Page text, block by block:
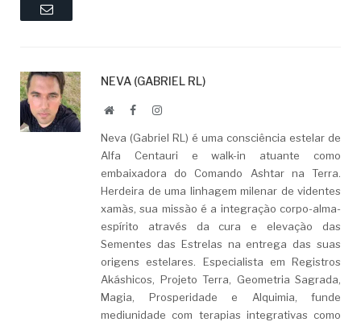
Email
NEVA (GABRIEL RL)
WebsiteFacebookLinkedIn
Neva (Gabriel RL) é uma consciência estelar de
Alfa Centauri e walk-in atuante como
embaixadora do Comando Ashtar na Terra.
Herdeira de uma linhagem milenar de videntes
xamãs, sua missão é a integração corpo-alma-
espírito através da cura e elevação das
Sementes das Estrelas na entrega das suas
origens estelares. Especialista em Registros
Akáshicos, Projeto Terra, Geometria Sagrada,
Magia, Prosperidade e Alquimia, funde
mediunidade com terapias integrativas como